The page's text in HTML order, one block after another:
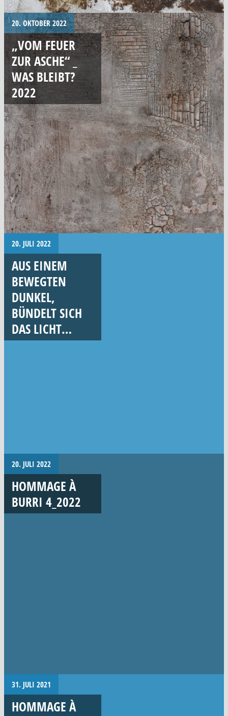
20. OKTOBER 2022
„VOM FEUER
ZUR ASCHE“ _
WAS BLEIBT?
2022
20. JULI 2022
AUS EINEM
BEWEGTEN
DUNKEL,
BÜNDELT SICH
DAS LICHT…
20. JULI 2022
HOMMAGE À
BURRI 4_2022
31. JULI 2021
HOMMAGE À